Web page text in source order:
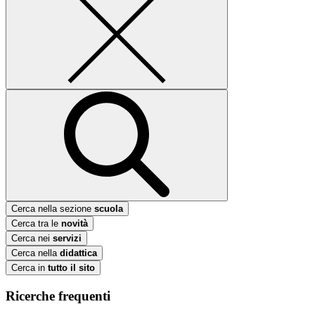
Cerca nella sezione scuola
Cerca tra le novità
Cerca nei servizi
Cerca nella didattica
Cerca in tutto il sito
Ricerche frequenti